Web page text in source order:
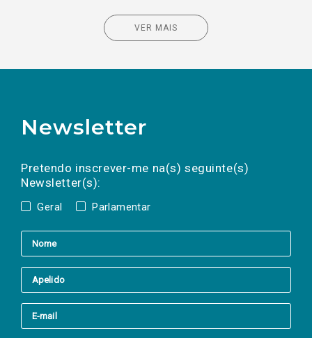
VER MAIS
Newsletter
Pretendo inscrever-me na(s) seguinte(s)
Newsletter(s):
Geral Parlamentar
a(s) newsletter(s).
mail